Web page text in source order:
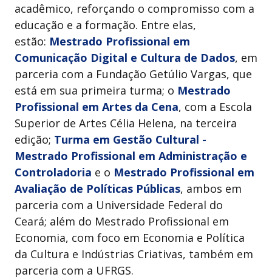
acadêmico, reforçando o compromisso com a
educação e a formação. Entre elas,
estão: Mestrado Profissional em
Comunicação Digital e Cultura de Dados, em
parceria com a Fundação Getúlio Vargas, que
está em sua primeira turma; o Mestrado
Profissional em Artes da Cena, com a Escola
Superior de Artes Célia Helena, na terceira
edição; Turma em Gestão Cultural -
Mestrado Profissional em Administração e
Controladoria e o Mestrado Profissional em
Avaliação de Políticas Públicas, ambos em
parceria com a Universidade Federal do
Ceará; além do Mestrado Profissional em
Economia, com foco em Economia e Política
da Cultura e Indústrias Criativas, também em
parceria com a UFRGS.